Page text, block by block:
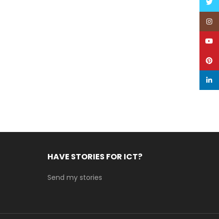
HAVE STORIES FOR ICT?
Send my stories